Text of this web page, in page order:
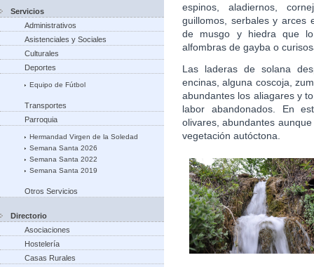
Servicios
Administrativos
Asistenciales y Sociales
Culturales
Deportes
Equipo de Fútbol
Transportes
Parroquia
Hermandad Virgen de la Soledad
Semana Santa 2026
Semana Santa 2022
Semana Santa 2019
Otros Servicios
Directorio
Asociaciones
Hostelería
Casas Rurales
espinos, aladiernos,
guillomos, serbales y arces
de musgo y hiedra que
alfombras de gayba o
Las laderas de solana
encinas, alguna coscoja,
abundantes los aliagares y
labor abandonados. En
olivares, abundantes
vegetación autóctona.